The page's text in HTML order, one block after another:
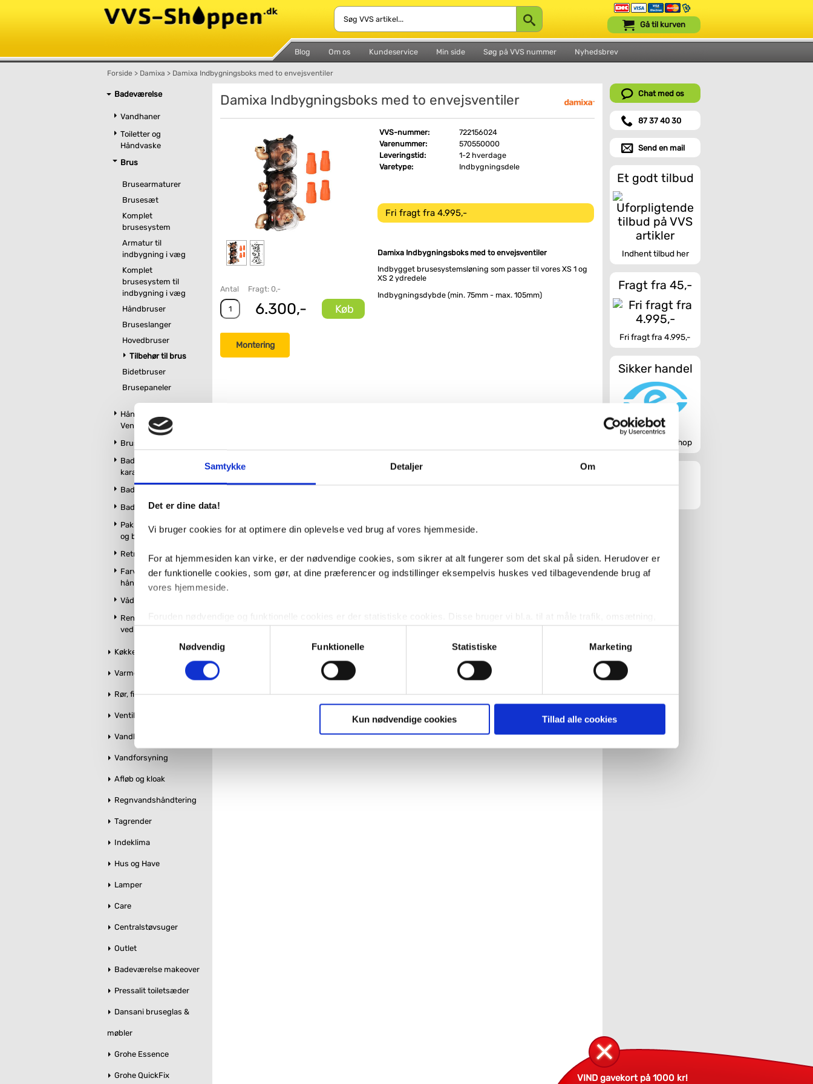
Samtykke Detaljer Om
Det er dine data!
Vi bruger cookies for at optimere din oplevelse ved brug af vores hjemmeside.
For at hjemmesiden kan virke, er der nødvendige cookies, som sikrer at alt fungerer som det skal på siden. Herudover er
der funktionelle cookies, som gør, at dine præferencer og indstillinger eksempelvis huskes ved tilbagevendende brug af
vores hjemmeside.
med henblik på annonceindhold, som giver mening for den enkelte af vores kunder.
VVS-Shoppen.dk bruger både egne cookies og tredjeparts cookies. Ved at klikke 'Vis detaljer' nedenfor kan du se hvilke
Hvis du accepterer alle cookies, så giver du samtykke til de ovenfor nævnte formål med de pågældende cookies. Du har
imidlertid også mulighed for at vælge bestemte cookie-typer til og fra nedenfor. Til enhver tid er det ligeledes muligt, at
ændre i dit samtykke, hvis du måtte ønske det.
Du kan se mere om, hvordan vi behandler dine personoplysninger, ved at klikke
Nødvendig
Funktionelle Statistiske Marketing
Kun nødvendige cookies Tillad alle cookies
Blog Om os Kundeservice Min side Søg på VVS nummer Nyhedsbrev
Gå til kurven
Forside > Damixa > Damixa Indbygningsboks med to envejsventiler
Badeværelse
Vandhaner
Toiletter og
Håndvaske
Brus
Brusearmaturer
Brusesæt
Komplet
brusesystem
Armatur til
indbygning i væg
Komplet
brusesystem til
indbygning i væg
Håndbruser
Bruseslanger
Hovedbruser
Tilbehør til brus
Bidetbruser
Brusepaneler
Håndklædetørrer og
Ventilatorer
Brusekabiner
Badekar og
kararmatur
Badeværelsesmøbler
Badeværelsestilbehør
Pakker m. vandhane
og brus
Retro badeværelse
Farvet toilet &
håndvask
Vådrumslamper
Rengøring og
vedligeholdelse
Køkken
Varme og styring
Rør, fittings og tilbehør
Ventiler og stophaner
Vandbehandling
Vandforsyning
Afløb og kloak
Regnvandshåndtering
Tagrender
Indeklima
Hus og Have
Lamper
Care
Centralstøvsuger
Outlet
Badeværelse makeover
Pressalit toiletsæder
Dansani bruseglas &
møbler
Grohe Essence
Grohe QuickFix
Damixa Indbygningsboks med to envejsventiler
Antal Fragt: 0,-
6.300,- Køb
Montering
VVS-nummer:
722156024
Varenummer:
570550000
Leveringstid:
1-2 hverdage
Varetype:
Indbygningsdele
Fri fragt fra 4.995,-
Damixa Indbygningsboks med to envejsventiler
Indbygget brusesystemsløning som passer til vores XS 1 og
XS 2 ydredele
Indbygningsdybde (min. 75mm - max. 105mm)
Chat med os
87 37 40 30
Send en mail
Et godt tilbud
Indhent tilbud her
Fragt fra 45,-
Fri fragt fra 4.995,-
Sikker handel
Godkendt webshop
VIND gavekort på 1000 kr!